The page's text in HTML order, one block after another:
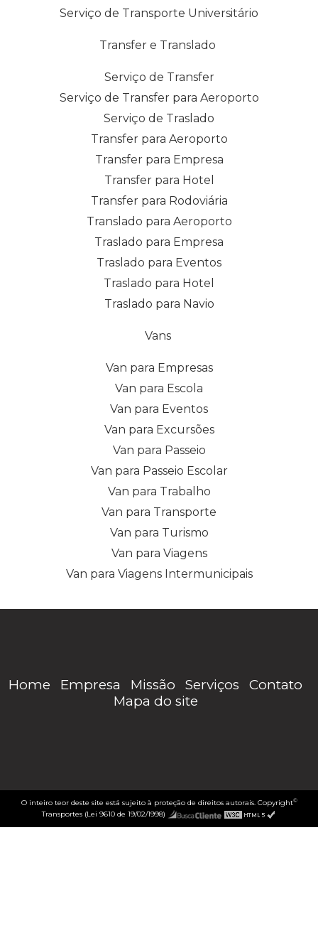
Serviço de Transporte Universitário
Transfer e Translado
Serviço de Transfer
Serviço de Transfer para Aeroporto
Serviço de Traslado
Transfer para Aeroporto
Transfer para Empresa
Transfer para Hotel
Transfer para Rodoviária
Translado para Aeroporto
Traslado para Empresa
Traslado para Eventos
Traslado para Hotel
Traslado para Navio
Vans
Van para Empresas
Van para Escola
Van para Eventos
Van para Excursões
Van para Passeio
Van para Passeio Escolar
Van para Trabalho
Van para Transporte
Van para Turismo
Van para Viagens
Van para Viagens Intermunicipais
Home Empresa Missão Serviços
Contato
Mapa do site
O inteiro teor deste site está sujeito à proteção de direitos autorais. Copyright©
Transportes (Lei 9610 de 19/02/1998)